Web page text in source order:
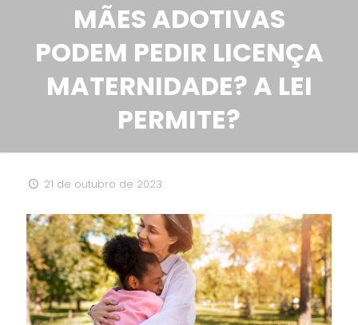
MÃES ADOTIVAS
PODEM PEDIR LICENÇA
MATERNIDADE? A LEI
PERMITE?
21 de outubro de 2023